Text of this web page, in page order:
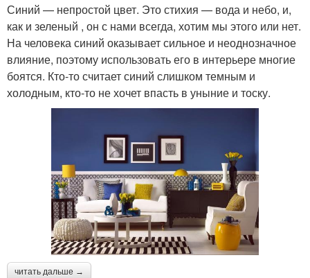
Синий — непростой цвет. Это стихия — вода и небо, и,
как и зеленый , он с нами всегда, хотим мы этого или нет.
На человека синий оказывает сильное и неоднозначное
влияние, поэтому использовать его в интерьере многие
боятся. Кто-то считает синий слишком темным и
холодным, кто-то не хочет впасть в уныние и тоску.
читать дальше →